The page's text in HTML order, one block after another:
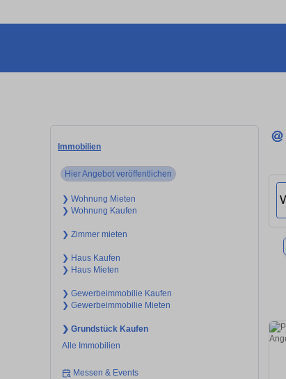
Immobilien
Hier Angebot veröffentlichen
❯ Wohnung Mieten
❯ Wohnung Kaufen
❯ Zimmer mieten
❯ Haus Kaufen
❯ Haus Mieten
❯ Gewerbeimmobilie Kaufen
❯ Gewerbeimmobilie Mieten
❯ Grundstück Kaufen
Alle Immobilien
Messen & Events